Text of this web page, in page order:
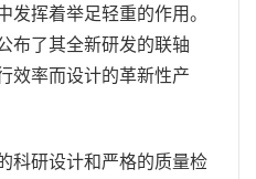
挥着举足轻重的作用。
布了其全新研发的联轴
效率而设计的革新性产
科研设计和严格的质量检